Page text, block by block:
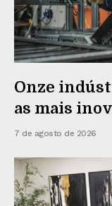
Onze
as mais
7 de agosto de 2026